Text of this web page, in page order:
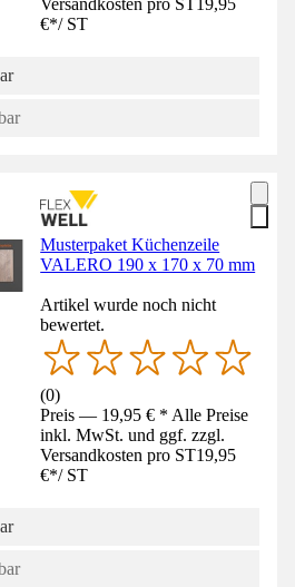
Versandkosten pro ST19,95
€*/ ST
Musterpaket Küchenzeile
VALERO 190 x 170 x 70 mm
Artikel wurde noch nicht
bewertet.
(0)
Preis — 19,95 € * Alle Preise
inkl. MwSt. und ggf. zzgl.
Versandkosten pro ST19,95
€*/ ST